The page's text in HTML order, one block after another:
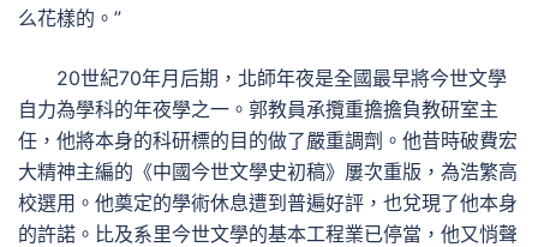
么花樣的。”
20世紀70年月后期，北師年夜是全國最早將今世文學
自力為學科的年夜學之一。郭教員承攬重擔擔負教研室主
任，他將本身的科研標的目的做了嚴重調劑。他昔時破費宏
大精神主編的《中國今世文學史初稿》屢次重版，為浩繁高
校選用。他奠定的學術休息遭到普遍好評，也兌現了他本身
的許諾。比及系里今世文學的基本工程業已停當，他又悄聲